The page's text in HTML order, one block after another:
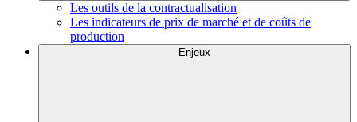
Les outils de la contractualisation
Les indicateurs de prix de marché et de coûts de
production
Enjeux